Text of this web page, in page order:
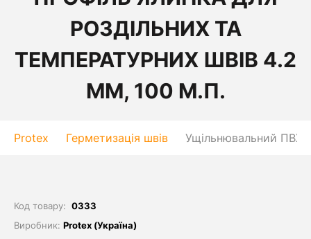
РОЗДІЛЬНИХ ТА
ТЕМПЕРАТУРНИХ ШВІВ 4.2
ММ, 100 М.П.
Protex Герметизація швів Ущільнювальний ПВХ
Код товару: 0333
Виробник: Protex (Україна)